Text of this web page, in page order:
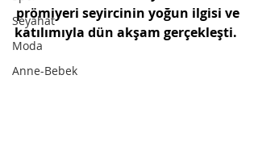
Seyahat
Moda
Anne-Bebek
prömiyeri seyircinin yoğun ilgisi ve
katılımıyla dün akşam gerçekleşti.